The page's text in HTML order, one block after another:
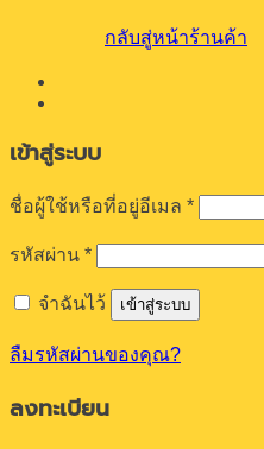
กลับสู่หน้าร้านค้า
เข้าสู่ระบบ
ชื่อผู้ใช้หรือที่อยู่อีเมล *ต้องการ
รหัสผ่าน *ต้องการ
จำฉันไว้ เข้าสู่ระบบ
ลืมรหัสผ่านของคุณ?
ลงทะเบียน